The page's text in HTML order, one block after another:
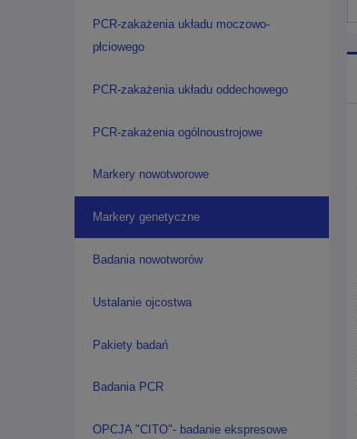
PCR-zakażenia układu moczowo-
płciowego
PCR-zakażenia układu oddechowego
PCR-zakażenia ogólnoustrojowe
Markery nowotworowe
Markery genetyczne
Badania nowotworów
Ustalanie ojcostwa
Pakiety badań
Badania PCR
OPCJA "CITO"- badanie ekspresowe